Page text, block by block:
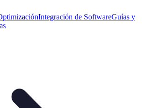
Integración de SoftwareGuías y